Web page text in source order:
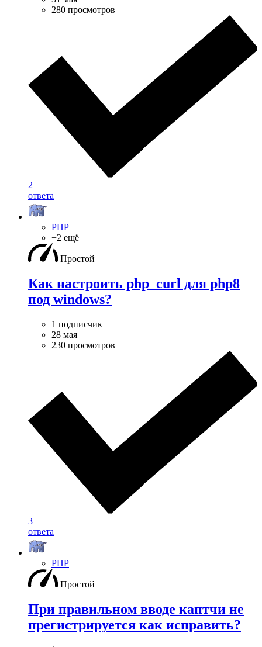
280 просмотров
2
ответа
PHP
+2 ещё
Простой
Как настроить php_curl для php8
под windows?
1 подписчик
28 мая
230 просмотров
3
ответа
PHP
Простой
При правильном вводе каптчи не
прегистрируется как исправить?